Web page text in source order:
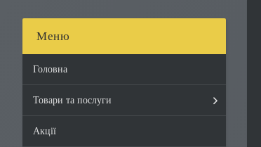
Головна
Товари та послуги
Акції